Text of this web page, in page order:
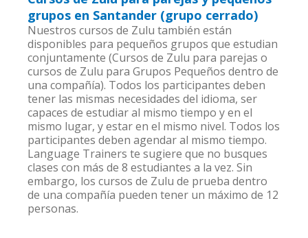
grupos en Santander (grupo cerrado)
Nuestros cursos de Zulu también están
disponibles para pequeños grupos que estudian
conjuntamente (Cursos de Zulu para parejas o
cursos de Zulu para Grupos Pequeños dentro de
una compañía). Todos los participantes deben
tener las mismas necesidades del idioma, ser
capaces de estudiar al mismo tiempo y en el
mismo lugar, y estar en el mismo nivel. Todos los
participantes deben agendar al mismo tiempo.
Language Trainers te sugiere que no busques
clases con más de 8 estudiantes a la vez. Sin
embargo, los cursos de Zulu de prueba dentro
de una compañía pueden tener un máximo de 12
personas.